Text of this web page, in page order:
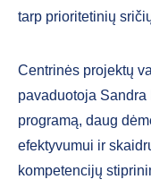
tarp prioritetinių
Centrinės projektų
pavaduotoja
programą, daug
efektyvumui ir
kompetencijų